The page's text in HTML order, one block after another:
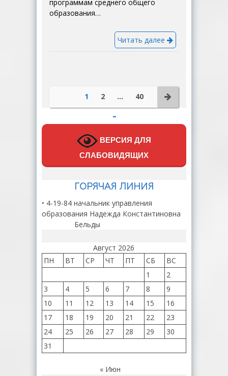
программам среднего общего
образования…
Читать далее
1 2 … 40
…
ВЕРСИЯ ДЛЯ
СЛАБОВИДЯЩИХ
ГОРЯЧАЯ ЛИНИЯ
• 4-19-84 начальник управления
образования Надежда Константиновна
Бельды
Август 2026
ПН
ВТ СР ЧТ ПТ СБ
ВС
1
2
3
4 5 6 7 8
9
10
11 12 13 14 15
16
17
18 19 20 21 22
23
24
25 26 27 28 29
30
31
« Июн